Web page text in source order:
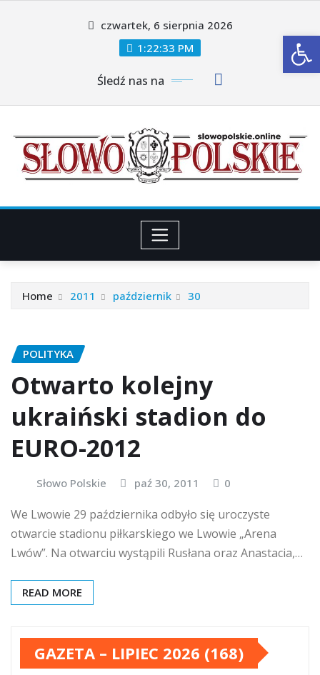
czwartek, 6 sierpnia 2026
1:22:34 PM
Śledź nas na
Home 2011 październik 30
POLITYKA
Otwarto kolejny
ukraiński stadion do
EURO-2012
Słowo Polskie paź 30, 2011 0
We Lwowie 29 października odbyło się uroczyste
otwarcie stadionu piłkarskiego we Lwowie „Arena
Lwów”. Na otwarciu wystąpili Rusłana oraz Anastacia,…
READ MORE
GAZETA – LIPIEC 2026 (168)